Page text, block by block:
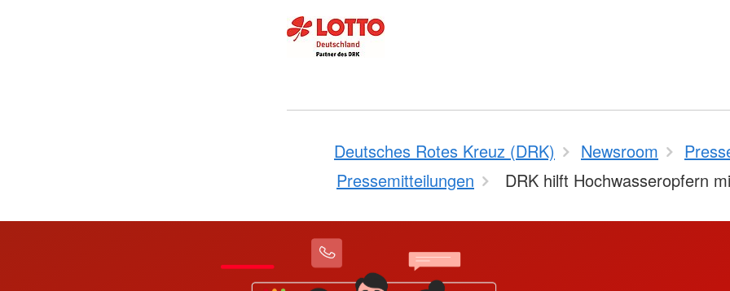
Deutsches Rotes Kreuz (DRK) Newsroom
Pressemitteilungen
DRK hilft Hochwasseropfern